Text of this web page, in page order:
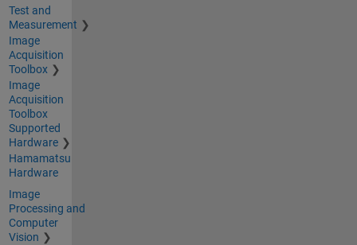
Test and
Measurement
Image
Acquisition
Toolbox
Image
Acquisition
Toolbox
Supported
Hardware
Hamamatsu
Hardware
Image
Processing and
Computer
Vision